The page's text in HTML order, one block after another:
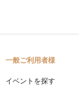
一般ご利用者様
イベントを探す